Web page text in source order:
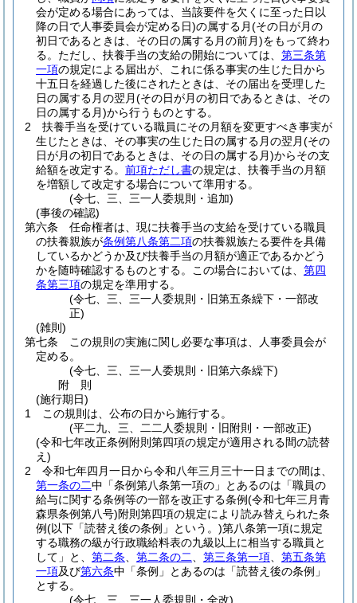
会が定める場合にあっては、当該要件を欠くに至った日以
降の日で人事委員会が定める日)の属する月(その日が月の
初日であるときは、その日の属する月の前月)をもって終わ
る。 ただし、扶養手当の支給の開始については、 第三条第
一項の規定による届出が、これに係る事実の生じた日から
十五日を経過した後にされたときは、その届出を受理した
日の属する月の翌月(その日が月の初日であるときは、その
日の属する月)から行うものとする。
2
扶養手当を受けている職員にその月額を変更すべき事実が
生じたときは、その事実の生じた日の属する月の翌月(その
日が月の初日であるときは、その日の属する月)からその支
給額を改定する。 前項ただし書の規定は、扶養手当の月額
を増額して改定する場合について準用する。
(令七、三、三一人委規則・追加)
(事後の確認)
第六条
任命権者は、現に扶養手当の支給を受けている職員
の扶養親族が条例第八条第二項の扶養親族たる要件を具備
しているかどうか及び扶養手当の月額が適正であるかどう
かを随時確認するものとする。
この場合においては、 第四
条第三項の規定を準用する。
(令七、三、三一人委規則・旧第五条繰下・一部改
正)
(雑則)
第七条
この規則の実施に関し必要な事項は、人事委員会が
定める。
(令七、三、三一人委規則・旧第六条繰下)
附 則
(施行期日)
1
この規則は、公布の日から施行する。
(平二九、三、二二人委規則・旧附則・一部改正)
(令和七年改正条例附則第四項の規定が適用される間の読替
え)
2
令和七年四月一日から令和八年三月三十一日までの間は、
第一条の二中「条例第八条第一項の」とあるのは「職員の
給与に関する条例等の一部を改正する条例(令和七年三月青
森県条例第八号)附則第四項の規定により読み替えられた条
例(以下「読替え後の条例」という。)第八条第一項に規定
する職務の級が行政職給料表の九級以上に相当する職員と
して」と、 第二条 第二条の二 第三条第一項
第五条第
一項及び第六条中「条例」とあるのは「読替え後の条例」
とする。
(令七、三、三一人委規則・全改)